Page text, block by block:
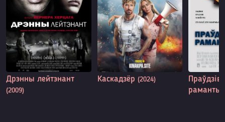
Дрэнны лейтэнант
(2009)
Каскадзёр (2024)